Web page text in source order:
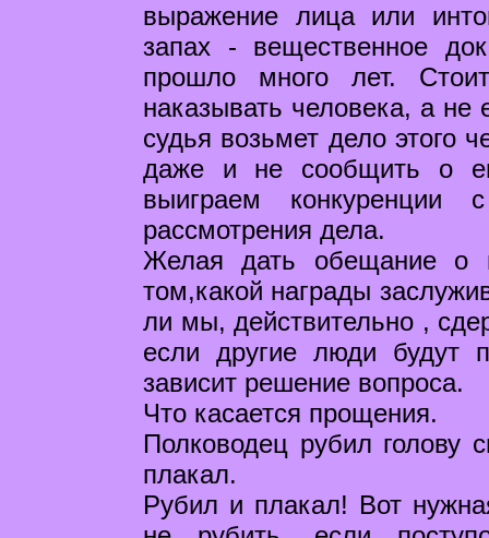
выражение лица или
запах - вещественное
прошло много лет.
наказывать человека, а не
судья возьмет дело этого
даже и не сообщить о
выиграем конкуренции
рассмотрения дела.
Желая дать обещание о
том,какой награды
ли мы, действительно ,
если другие люди будут
зависит решение вопроса.
Что касается прощения.
Полководец рубил голову
плакал.
Рубил и плакал! Вот